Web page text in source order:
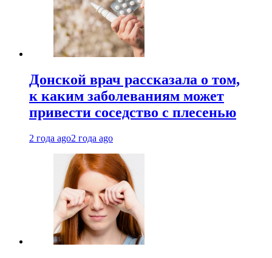
Донской врач рассказала о том,
к каким заболеваниям может
привести соседство с плесенью
2 года ago2 года ago